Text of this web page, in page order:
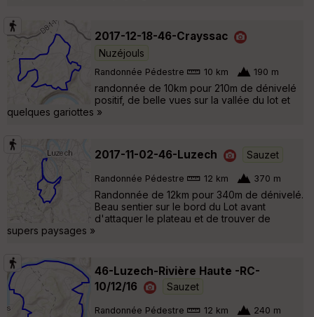
2017-12-18-46-Crayssac
Nuzéjouls
Randonnée Pédestre 10 km 190 m
randonnée de 10km pour 210m de dénivelé
positif, de belle vues sur la vallée du lot et
quelques gariottes »
2017-11-02-46-Luzech Sauzet
Randonnée Pédestre 12 km 370 m
Randonnée de 12km pour 340m de dénivelé.
Beau sentier sur le bord du Lot avant
d'attaquer le plateau et de trouver de
supers paysages »
46-Luzech-Rivière Haute -RC-
10/12/16
Sauzet
Randonnée Pédestre 12 km 240 m